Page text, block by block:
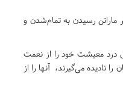
ماراتن رسیدن به تمام‌شدن و
درد معیشت خود را از نعمت
نادیده می‌گیرند، آنها را از